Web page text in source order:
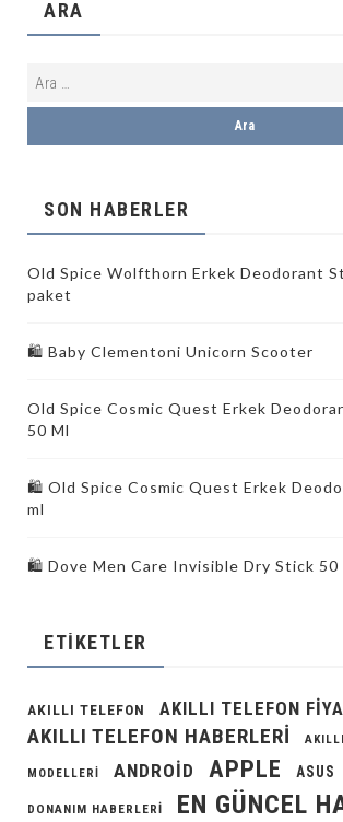
ARA
SON HABERLER
Old Spice Wolfthorn Erkek Deodorant
paket
🛍 Baby Clementoni Unicorn Scooter
Old Spice Cosmic Quest Erkek
50 Ml
🛍️ Old Spice Cosmic Quest Erkek
ml
🛍️ Dove Men Care Invisible Dry Stick
ETIKETLER
AKILLI TELEFON AKILLI TELEFON
AKILLI TELEFON HABERLERI
MODELLERI ANDROID APPLE ASUS
DONANIM HABERLERI EN GÜNCEL